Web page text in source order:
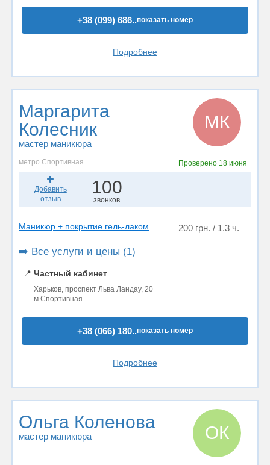
+38 (099) 686..показать номер
Подробнее
Маргарита
Колесник
мастер маникюра
МК
метро Спортивная Проверено 18 июня
Добавить
отзыв
100
звонков
Маникюр + покрытие гель-лаком 200 грн. / 1.3 ч.
➡️ Все услуги и цены (1)
📍 Частный кабинет
Харьков, проспект Льва Ландау, 20
м.Спортивная
+38 (066) 180..показать номер
Подробнее
Ольга Коленова
мастер маникюра ОК